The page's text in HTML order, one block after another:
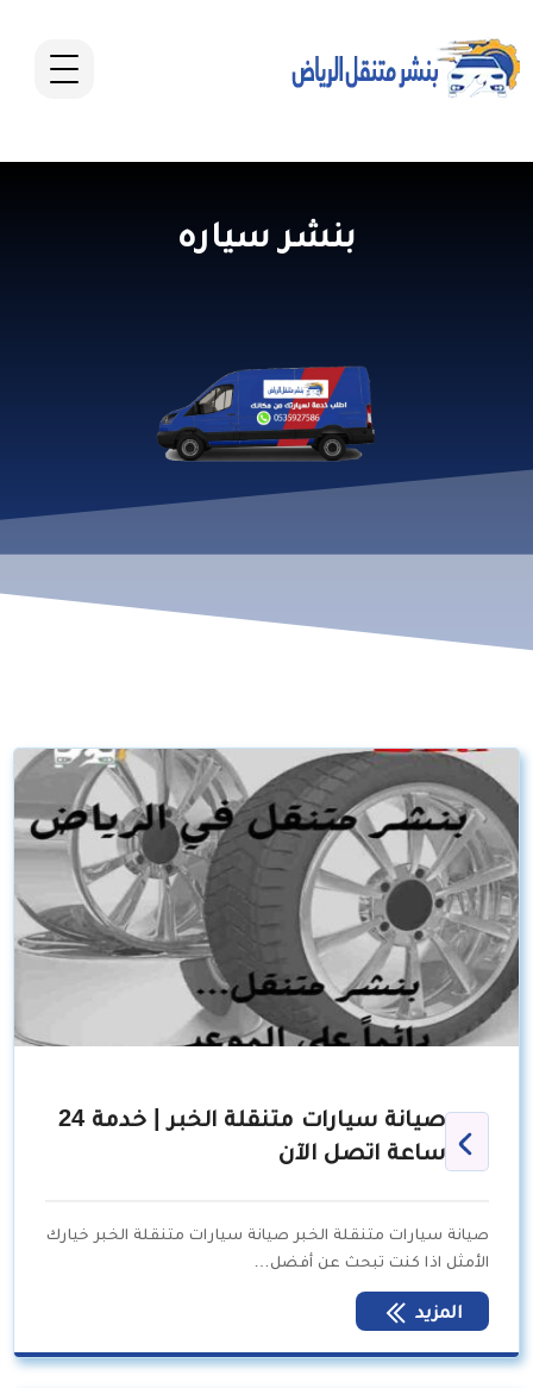
بنشر سياره
صيانة سيارات متنقلة الخبر | خدمة 24
ساعة اتصل الآن
صيانة سيارات متنقلة الخبر صيانة سيارات متنقلة الخبر خيارك
الأمثل اذا كنت تبحث عن أفضل…
المزيد